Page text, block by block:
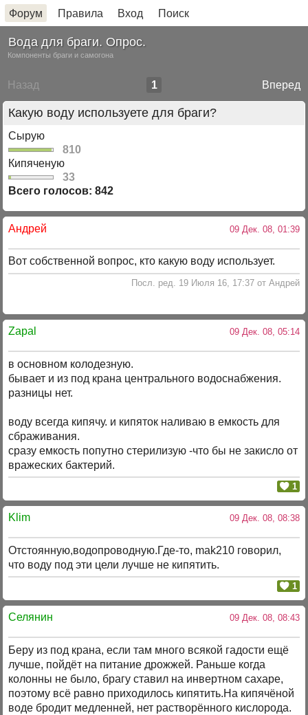
Форум Правила Вход Поиск
Вода для браги. Опрос.
Компоненты браги и самогона
Назад Вперед
1
Какую воду используете для браги?
Сырую
810
Кипяченую
33
Всего голосов: 842
Андрей 09 Дек. 08, 01:39
Вот собственной вопрос, кто какую воду использует.
Посл. ред. 19 Июля 16, 17:37 от Андрей
Zapal 09 Дек. 08, 05:14
в основном колодезную.
бывает и из под крана центрального водоснабжения.
разницы нет.
воду всегда кипячу. и кипяток наливаю в емкость для
сбраживания.
сразу емкость попутно стерилизую -что бы не закисло от
вражеских бактерий.
1
Klim 09 Дек. 08, 08:38
Отстоянную,водопроводную.Где-то, mak210 говорил,
что воду под эти цели лучше не кипятить.
1
Селянин 09 Дек. 08, 08:43
Беру из под крана, если там много всякой гадости ещё
лучше, пойдёт на питание дрожжей. Раньше когда
колонны не было, брагу ставил на инвертном сахаре,
поэтому всё равно приходилось кипятить.На кипячёной
воде бродит медленней, нет растворённого кислорода.